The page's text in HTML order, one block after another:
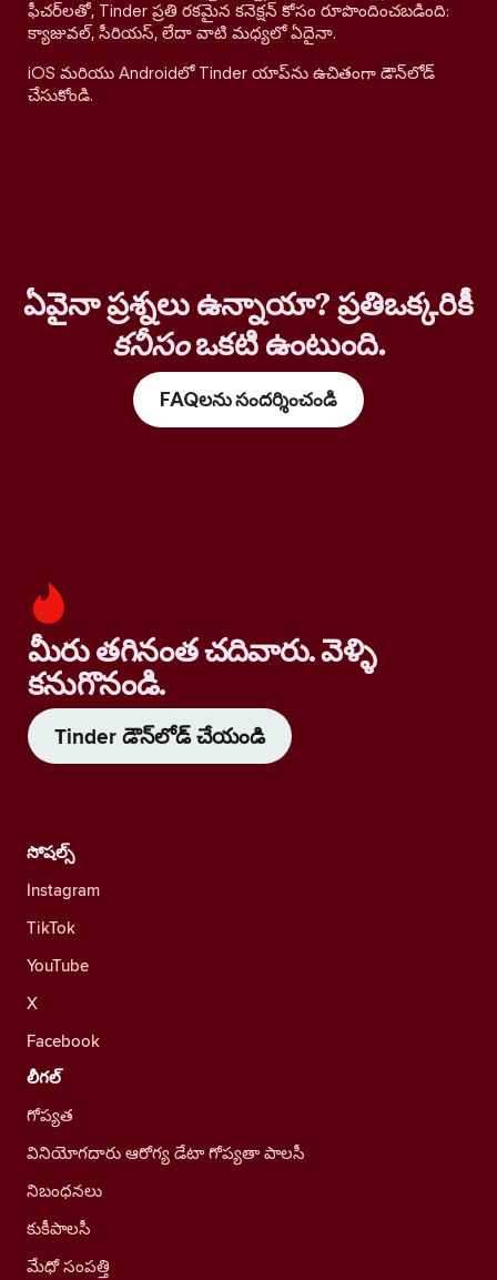
ఫీచర్‌లతో, Tinder ప్రతి రకమైన కనెక్షన్ కోసం రూపొందించబడింది:
క్యాజువల్, సీరియస్, లేదా వాటి మధ్యలో ఏదైనా.
iOS మరియు Androidలో Tinder యాప్‌ను ఉచితంగా డౌన్‌లోడ్
చేసుకోండి.
ఏవైనా ప్రశ్నలు ఉన్నాయా? ప్రతిఒక్కరికీ
కనీసంఒకటి ఉంటుంది.
FAQలను సందర్శించండి
మీరు తగినంత చదివారు. వెళ్ళి
కనుగొనండి.
Tinder డౌన్‌లోడ్ చేయండి
సోషల్స్
Instagram
TikTok
YouTube
X
Facebook
లీగల్
గోప్యత
వినియోగదారు ఆరోగ్య డేటా గోప్యతా పాలసీ
నిబంధనలు
కుకీపాలసీ
మేధో సంపత్తి